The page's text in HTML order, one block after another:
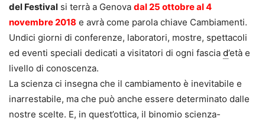
del Festival si terrà a Genova dal 25 ottobre al 4
novembre 2018 e avrà come parola chiave Cambiamenti.
Undici giorni di conferenze, laboratori, mostre, spettacoli
ed eventi speciali dedicati a visitatori di ogni fascia d’età e
livello di conoscenza.
La scienza ci insegna che il cambiamento è inevitabile e
inarrestabile, ma che può anche essere determinato dalle
nostre scelte. E, in quest’ottica, il binomio scienza-